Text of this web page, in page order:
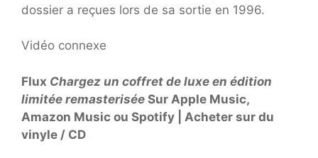
dossier a reçues lors de sa sortie en 1996.
Vidéo connexe
Flux Chargez un coffret de luxe en édition
limitée remasterisée Sur Apple Music,
Amazon Music ou Spotify | Acheter sur du
vinyle / CD